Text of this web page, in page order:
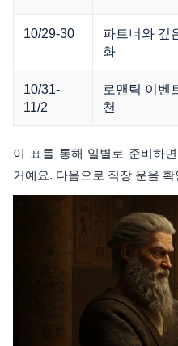
10/29-30
파트너와 깊
화
10/31-
11/2
로맨틱 이벤
천
이 표를 통해 일별로 준비하
거예요. 다음으로 직장 운을 확